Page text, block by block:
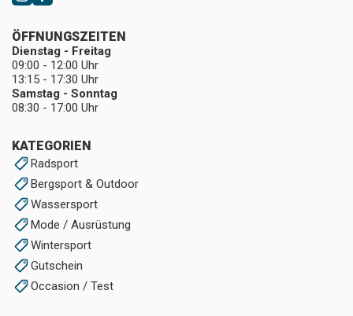
KATEGORIEN
Radsport
Bergsport & Outdoor
Wassersport
Mode / Ausrüstung
Wintersport
Gutschein
Occasion / Test
ÖFFNUNGSZEITEN
Dienstag - Freitag
09:00 - 12:00 Uhr
13:15 - 17:30 Uhr
Samstag - Sonntag
08:30 - 17:00 Uhr